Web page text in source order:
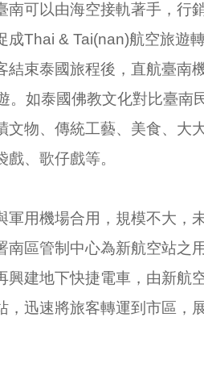
南可以由海空接軌著手，行
成Thai & Tai(nan)航空旅遊
結束泰國旅程後，直航臺南
。如泰國佛教文化對比臺南
文物、傳統工藝、美食、大
、歌仔戲等。
軍用機場合用，規模不大，
南區管制中心為新航空站之
興建地下快捷電車，由新航
，迅速將旅客轉運到市區，